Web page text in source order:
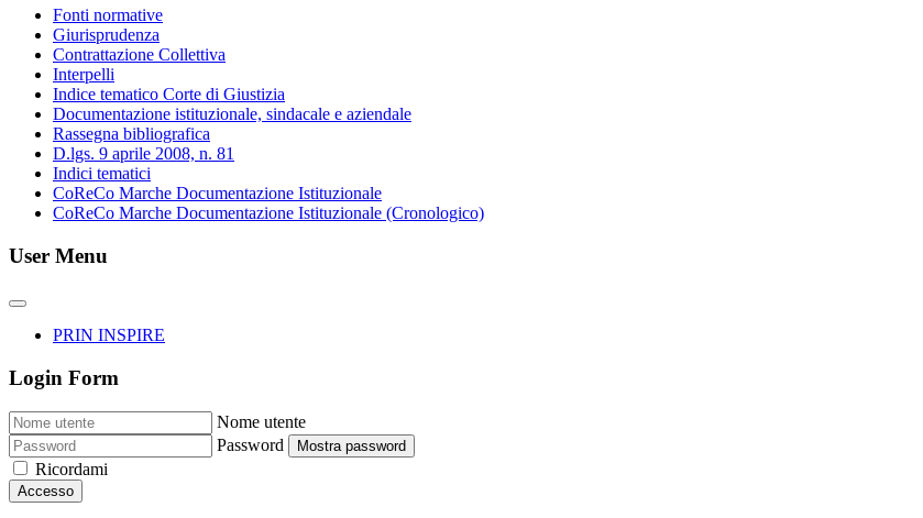
Fonti normative
Giurisprudenza
Contrattazione Collettiva
Interpelli
Indice tematico Corte di Giustizia
Documentazione istituzionale, sindacale e aziendale
Rassegna bibliografica
D.lgs. 9 aprile 2008, n. 81
Indici tematici
CoReCo Marche Documentazione Istituzionale
CoReCo Marche Documentazione Istituzionale (Cronologico)
User Menu
PRIN INSPIRE
Login Form
Nome utente
Password
Mostra password
Ricordami
Accesso